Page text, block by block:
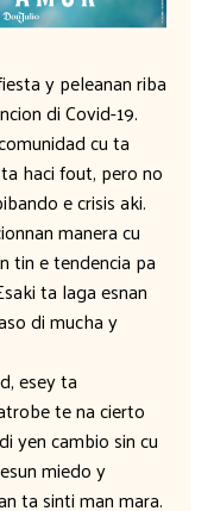
y peleanan riba
di Covid-19.
cu ta
haci fout, pero no
e crisis aki.
manera cu
tin e tendencia pa
ta laga esnan
di mucha y
esey ta
te na cierto
yen cambio sin cu
miedo y
ta sinti man mara.